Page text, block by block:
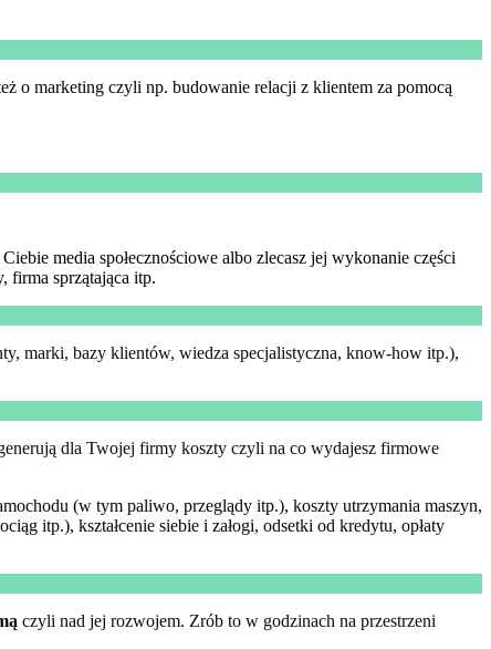
o marketing czyli np. budowanie relacji z klientem za pomocą
media społecznościowe albo zlecasz jej wykonanie części
firma sprzątająca itp.
marki, bazy klientów, wiedza specjalistyczna, know-how itp.),
dla Twojej firmy koszty czyli na co wydajesz firmowe
(w tym paliwo, przeglądy itp.), koszty utrzymania maszyn,
itp.), kształcenie siebie i załogi, odsetki od kredytu, opłaty
czyli nad jej rozwojem. Zrób to w godzinach na przestrzeni